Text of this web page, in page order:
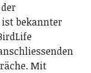
bekannter
Mit